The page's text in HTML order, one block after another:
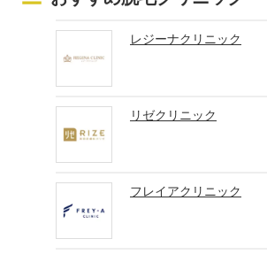
レジーナクリニック
リゼクリニック
フレイアクリニック